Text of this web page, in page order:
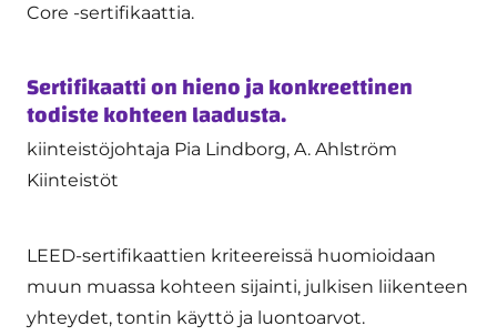
Core -sertifikaattia.
Sertifikaatti on hieno ja konkreettinen
todiste kohteen laadusta.
kiinteistöjohtaja Pia Lindborg, A. Ahlström
Kiinteistöt
LEED-sertifikaattien kriteereissä huomioidaan
muun muassa kohteen sijainti, julkisen liikenteen
yhteydet, tontin käyttö ja luontoarvot.